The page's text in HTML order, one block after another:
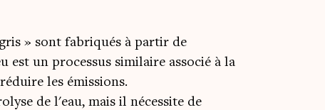
» sont fabriqués à partir de
est un processus similaire associé à la
les émissions.
de l'eau, mais il nécessite de